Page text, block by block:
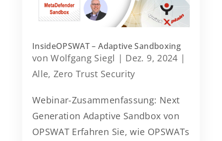
InsideOPSWAT – Adaptive Sandboxing
vonWolfgang Siegl | Dez. 9, 2024 |
Alle, Zero Trust Security
Webinar-Zusammenfassung: Next
Generation Adaptive Sandbox von
OPSWAT Erfahren Sie, wie OPSWATs